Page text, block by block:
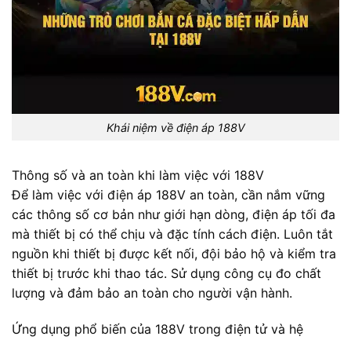
Khái niệm về điện áp 188V
Thông số và an toàn khi làm việc với 188V
Để làm việc với điện áp 188V an toàn, cần nắm vững
các thông số cơ bản như giới hạn dòng, điện áp tối đa
mà thiết bị có thể chịu và đặc tính cách điện. Luôn tắt
nguồn khi thiết bị được kết nối, đội bảo hộ và kiểm tra
thiết bị trước khi thao tác. Sử dụng công cụ đo chất
lượng và đảm bảo an toàn cho người vận hành.
Ứng dụng phổ biến của 188V trong điện tử và hệ